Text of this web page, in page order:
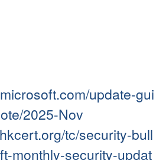
update-gui
2025-Nov
tc/security-bull
monthly-security-updat